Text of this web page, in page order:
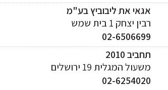
אגאי את ליבוביץ בע"מ
רבין יצחק 1 בית שמש
02-6506699
תחביב 2010
משעול המגלית 19 ירושלים
02-6254020